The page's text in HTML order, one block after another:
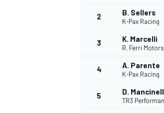
2 B. Sellers
K-Pax Racing
3 K. Marcelli
R. Ferri
4 A. Parente
K-Pax Racing
5 D.
TR3